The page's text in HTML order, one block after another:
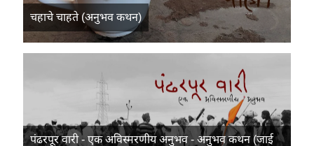
चहाचे चाहते (अनुभव कथन)
पंढरपूर वारी - एक अविस्मरणीय अनुभव - अनुभव कथन (जाई